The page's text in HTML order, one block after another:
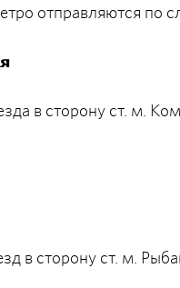
отправляются по
в сторону ст. м.
в сторону ст. м.